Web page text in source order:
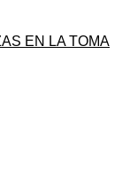
EN LA TOMA